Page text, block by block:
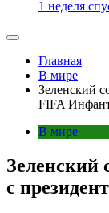
1 неделя
Главная
В мире
Зеленский
FIFA
В мире
Зеленский
с